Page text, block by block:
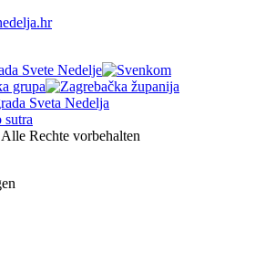
Alle Rechte vorbehalten